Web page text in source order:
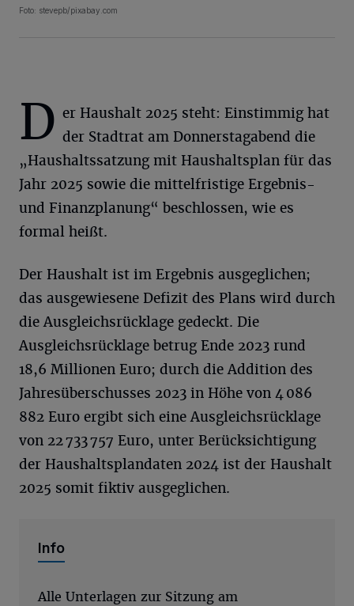
Foto: stevepb/pixabay.com
D er Haushalt 2025 steht: Einstimmig hat
der Stadtrat am Donnerstagabend die
„Haushaltssatzung mit Haushaltsplan für das
Jahr 2025 sowie die mittelfristige Ergebnis-
und Finanzplanung“ beschlossen, wie es
formal heißt.
Der Haushalt ist im Ergebnis ausgeglichen;
das ausgewiesene Defizit des Plans wird durch
die Ausgleichsrücklage gedeckt. Die
Ausgleichsrücklage betrug Ende 2023 rund
18,6 Millionen Euro; durch die Addition des
Jahresüberschusses 2023 in Höhe von 4 086
882 Euro ergibt sich eine Ausgleichsrücklage
von 22 733 757 Euro, unter Berücksichtigung
der Haushaltsplandaten 2024 ist der Haushalt
2025 somit fiktiv ausgeglichen.
Info
Alle Unterlagen zur Sitzung am